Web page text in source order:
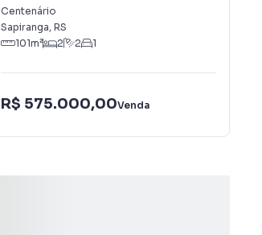
Centenário
Sapiranga, RS
101m² 2 2 1
R$ 575.000,00Venda